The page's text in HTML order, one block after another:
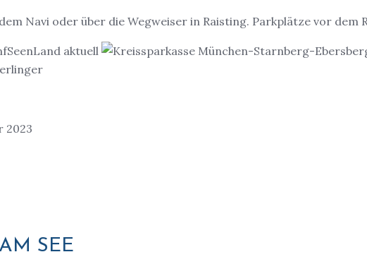
Navi oder über die Wegweiser in Raisting. Parkplätze vor dem
2023
SEE